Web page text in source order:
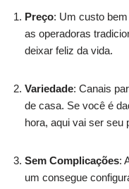
Preço: Um custo
as operadoras
deixar feliz da vida.
Variedade: Canais
de casa. Se você é
hora, aqui vai ser seu
Sem Complicações:
um consegue